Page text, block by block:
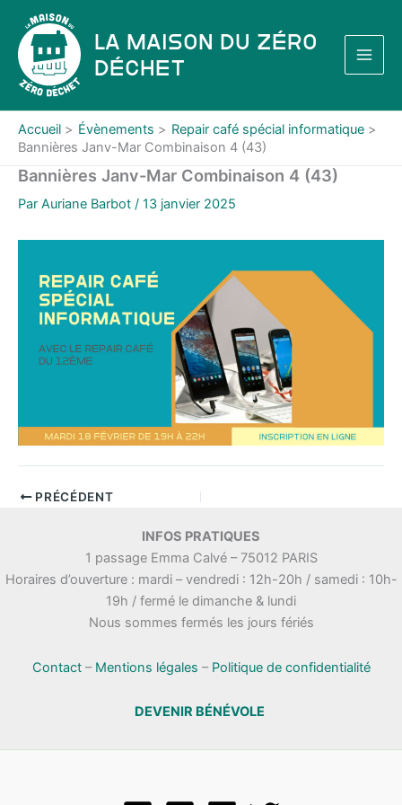
contenu
La Maison du Zéro
Déchet
Accueil Évènements
Repair café spécial informatique
Bannières Janv-Mar Combinaison 4 (43)
Bannières Janv-Mar Combinaison 4 (43)
Par Auriane Barbot / 13 janvier 2025
PRÉCÉDENT
INFOS PRATIQUES
1 passage Emma Calvé – 75012 PARIS
Horaires d’ouverture : mardi – vendredi : 12h-20h / samedi : 10h-
19h / fermé le dimanche & lundi
Nous sommes fermés les jours fériés
Contact– Mentions légales – Politique de confidentialité
DEVENIR BÉNÉVOLE